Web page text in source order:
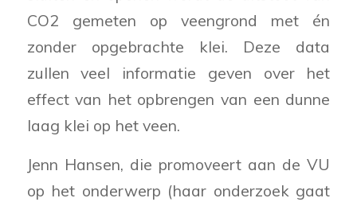
CO2 gemeten op veengrond met én
zonder opgebrachte klei. Deze data
zullen veel informatie geven over het
effect van het opbrengen van een dunne
laag klei op het veen.
Jenn Hansen, die promoveert aan de VU
op het onderwerp (haar onderzoek gaat